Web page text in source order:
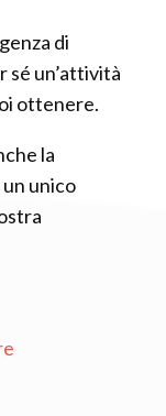
di
sé un’attività
ottenere.
la
unico